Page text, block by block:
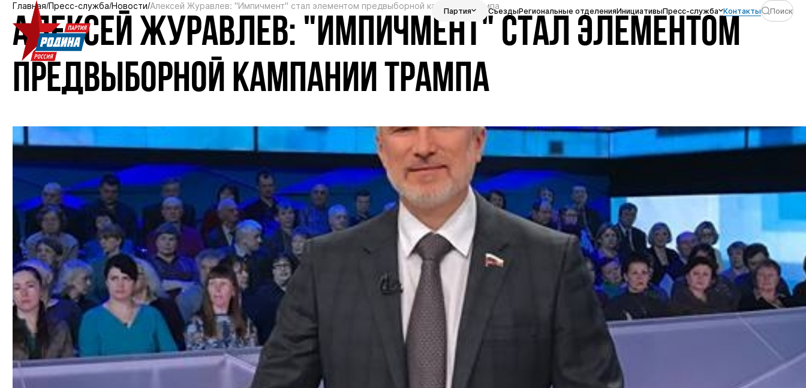
Партия СъездыРегиональные отделенияИнициативыПресс-служба Контакты Поиск
Главная Пресс-служба Новости Алексей Журавлев: "Импичмент" стал элементом предвыборной кампании Трампа
АЛЕКСЕЙ ЖУРАВЛЕВ: "ИМПИЧМЕНТ" СТАЛ ЭЛЕМЕНТОМ
ПРЕДВЫБОРНОЙ КАМПАНИИ ТРАМПА